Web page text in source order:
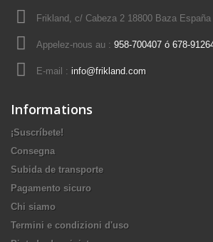
Frikland, c/ Cabeza 2 18800 Baza España
Appelez-nous au : 958-700407 ó 678-
E-mail : info@frikland.com
Informations
¡Suscríbete!
Consegna
Subida de transporte
Pagamento sicuro
Chi siamo
Termini e condizioni d'uso